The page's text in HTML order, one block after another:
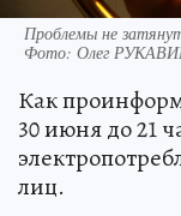
Проблемы не
Фото: Олег
Как
30 июня до 21
лиц.